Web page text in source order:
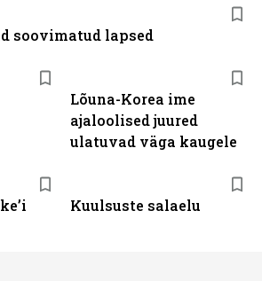
Lõuna-Korea ime
ajaloolised juured
ulatuvad väga kaugele
Kuulsuste salaelu
soovimatud lapsed